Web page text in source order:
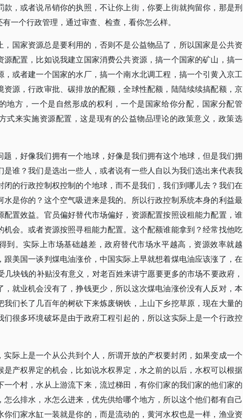
，或者说吊销你的执照，不让你上街，你要上街就拘留你，那是刑
一个行政管理，通过审查、检查，看你怎么样。
国家资源总是要利用的，否则不是公益物品了，所以国家是公共资
配置，比如说我建立国家消费公共资源，搞一个国家的矿山，搞一
或者建一个国家的水厂，搞一个南水北调工程，搞一个引黄入京工
源，行政审批、碳排放的配额，全球性配额，陆陆续续搞配额，京
地方，一个是自然形成的权利，一个是国家给你分配，国家分配管
式来实施资源配置，这是现有的公益物品理论的政策意义，政策选
，好像我们拥有一个地球，好像是我们拥有这个地球，但是我们拥
谁？我们是选出一些人，或者说有一些人自以为我们选出来代表我
的行政控制权控制的个地球，而不是我们，我们到哪儿去？我们在
是你的？这个空气吸进来是我的。所以行政控制系统本身的利益最
置效益。官员偏好替代市场偏好，资源配置按照设租能力配置，谁
会。或者资源按照寻租能力配置。这个配额谁能拿到？经常找他吃
到。实际上市场基础越差，政府替代市场水平越高，资源效率就越
美国一谈判煤电油涨价，中国实际上早就想着煤电油应该涨了，在
块钱的补贴没有意义，对老百姓来讲宁愿要更多的市场不要政府，
就业机会没有了，挣钱更少，所以这次煤电油涨价没有人反对，本
们长了几百年的树砍下来炼废钢铁，上山下乡挖草原，现在大量的
很多环境破坏是由于政府工程引起的，所以这实际上是一个行政控
实际上是一个从公共到个人，所谓开放的产权要封闭，如果变成一个
产权界定的机会，比如说水权界定，水之前的以后，水权可以根据
个村，水从上游流下来，流过梯田，有你们家的我们家的他们家的
么排水，水怎么进来，优先供给哪个地方，所以这个他们都有自己
们家水缸一装就是你的，而是流动的，黄河水权也是一样，渔业资